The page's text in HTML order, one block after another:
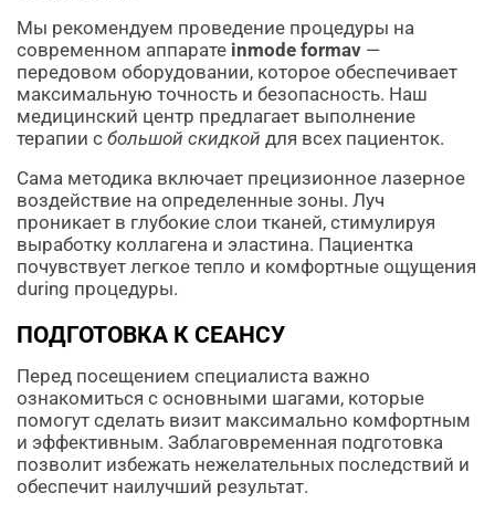
Мы рекомендуем проведение процедуры на
современном аппарате inmode formav —
передовом оборудовании, которое обеспечивает
максимальную точность и безопасность. Наш
медицинский центр предлагает выполнение
терапии с большой скидкой для всех пациенток.
Сама методика включает прецизионное лазерное
воздействие на определенные зоны. Луч
проникает в глубокие слои тканей, стимулируя
выработку коллагена и эластина. Пациентка
почувствует легкое тепло и комфортные ощущения
during процедуры.
ПОДГОТОВКА К СЕАНСУ
Перед посещением специалиста важно
ознакомиться с основными шагами, которые
помогут сделать визит максимально комфортным
и эффективным. Заблаговременная подготовка
позволит избежать нежелательных последствий и
обеспечит наилучший результат.